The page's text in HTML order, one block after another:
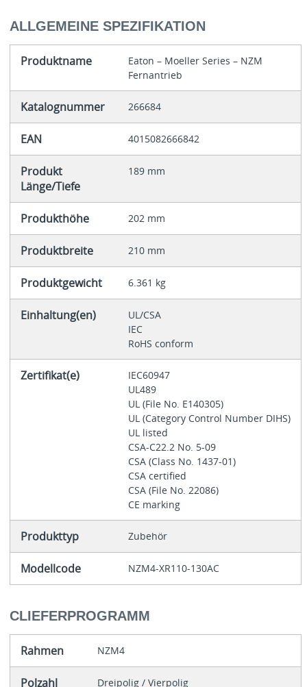
ALLGEMEINE SPEZIFIKATION
Produktname
Eaton – Moeller Series – NZM
Fernantrieb
Katalognummer 266684
EAN 4015082666842
Produkt
Länge/Tiefe
189 mm
Produkthöhe 202 mm
Produktbreite 210 mm
Produktgewicht 6.361 kg
Einhaltung(en)
UL/CSA
IEC
RoHS conform
Zertifikat(e)
IEC60947
UL489
UL (File No. E140305)
UL (Category Control Number DIHS)
UL listed
CSA-C22.2 No. 5-09
CSA (Class No. 1437-01)
CSA certified
CSA (File No. 22086)
CE marking
Produkttyp Zubehör
Modellcode NZM4-XR110-130AC
CLIEFERPROGRAMM
Rahmen NZM4
Polzahl Dreipolig / Vierpolig